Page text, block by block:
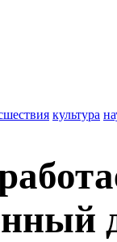
культура